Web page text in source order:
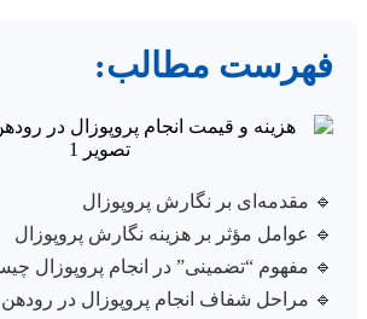
فهرست مطالب:
🔹 مقدمه‌ای بر نگارش پروپوزال
🔹 عوامل مؤثر بر هزینه نگارش پروپوزال
🔹 مفهوم “تضمینی” در انجام پروپوزال
🔹 مراحل شفاف انجام پروپوزال در رودهن